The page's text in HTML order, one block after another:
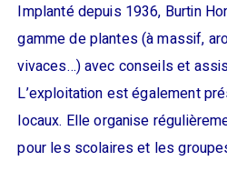
Implanté depuis 1936, Burtin
gamme de plantes (à massif,
vivaces…) avec conseils et
L’exploitation est également
locaux. Elle organise
pour les scolaires et les